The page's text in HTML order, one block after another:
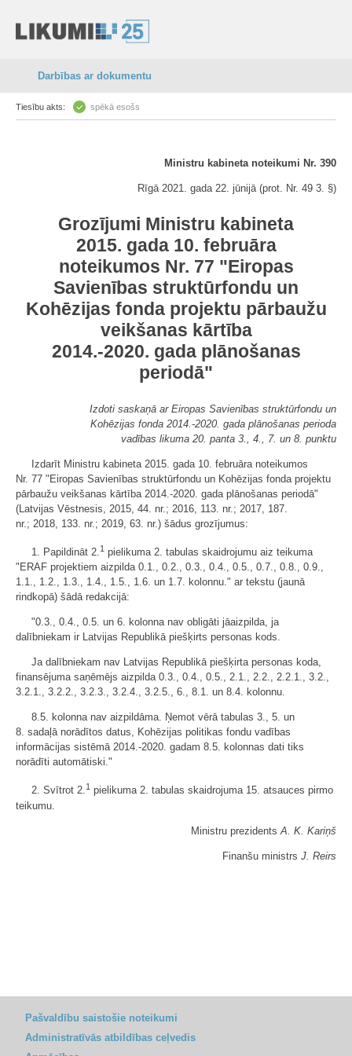
Darbības ar dokumentu
Tiesību akts: spēkā esošs
Ministru kabineta noteikumi Nr. 390
Rīgā 2021. gada 22. jūnijā (prot. Nr. 49 3. §)
Grozījumi Ministru kabineta
2015. gada 10. februāra
noteikumos Nr. 77 "Eiropas
Savienības struktūrfondu un
Kohēzijas fonda projektu pārbaužu
veikšanas kārtība
2014.-2020. gada plānošanas
periodā"
Izdoti saskaņā ar Eiropas Savienības struktūrfondu un
Kohēzijas fonda 2014.-2020. gada plānošanas perioda
vadības likuma 20. panta 3., 4., 7. un 8. punktu
Izdarīt Ministru kabineta 2015. gada 10. februāra noteikumos
Nr. 77 "Eiropas Savienības struktūrfondu un Kohēzijas fonda projektu
pārbaužu veikšanas kārtība 2014.-2020. gada plānošanas periodā"
(Latvijas Vēstnesis, 2015, 44. nr.; 2016, 113. nr.; 2017, 187.
nr.; 2018, 133. nr.; 2019, 63. nr.) šādus grozījumus:
1. Papildināt 2.1 pielikuma 2. tabulas skaidrojumu aiz teikuma
"ERAF projektiem aizpilda 0.1., 0.2., 0.3., 0.4., 0.5., 0.7., 0.8., 0.9.,
1.1., 1.2., 1.3., 1.4., 1.5., 1.6. un 1.7. kolonnu." ar tekstu (jaunā
rindkopā) šādā redakcijā:
"0.3., 0.4., 0.5. un 6. kolonna nav obligāti jāaizpilda, ja
dalībniekam ir Latvijas Republikā piešķirts personas kods.
Ja dalībniekam nav Latvijas Republikā piešķirta personas koda,
finansējuma saņēmējs aizpilda 0.3., 0.4., 0.5., 2.1., 2.2., 2.2.1., 3.2.,
3.2.1., 3.2.2., 3.2.3., 3.2.4., 3.2.5., 6., 8.1. un 8.4. kolonnu.
8.5. kolonna nav aizpildāma. Ņemot vērā tabulas 3., 5. un
8. sadaļā norādītos datus, Kohēzijas politikas fondu vadības
informācijas sistēmā 2014.-2020. gadam 8.5. kolonnas dati tiks
norādīti automātiski."
2. Svītrot 2.1 pielikuma 2. tabulas skaidrojuma 15. atsauces pirmo
teikumu.
Ministru prezidents A. K. Kariņš
Finanšu ministrs J. Reirs
Pašvaldību saistošie noteikumi
Administratīvās atbildības ceļvedis